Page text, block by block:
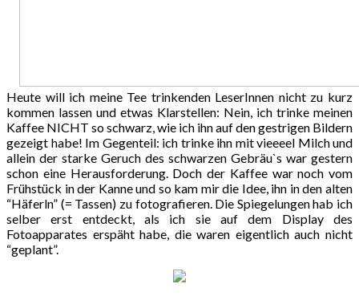
Heute will ich meine Tee trinkenden LeserInnen nicht zu kurz
kommen lassen und etwas Klarstellen: Nein, ich trinke meinen
Kaffee NICHT so schwarz, wie ich ihn auf den gestrigen Bildern
gezeigt habe! Im Gegenteil: ich trinke ihn mit vieeeel Milch und
allein der starke Geruch des schwarzen Gebräu`s war gestern
schon eine Herausforderung. Doch der Kaffee war noch vom
Frühstück in der Kanne und so kam mir die Idee, ihn in den alten
“Häferln” (= Tassen) zu fotografieren. Die Spiegelungen hab ich
selber erst entdeckt, als ich sie auf dem Display des
Fotoapparates erspäht habe, die waren eigentlich auch nicht
“geplant”.